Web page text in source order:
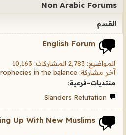
Non Arabic Forums
القسم
English Forum
المواضيع: 2,783 المشاركات: 10,163
آخر مشاركة: in the balance
منتديات-فرعية:
Slanders Refutation
Up With New Muslims